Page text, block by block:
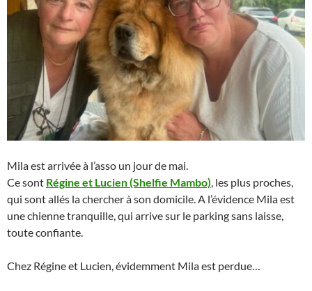
Mila est arrivée à l’asso un jour de mai.
Ce sont Régine et Lucien (Shelfie Mambo) , les plus proches,
qui sont allés la chercher à son domicile. A l’évidence Mila est
une chienne tranquille, qui arrive sur le parking sans laisse,
toute confiante.
Chez Régine et Lucien, évidemment Mila est perdue…